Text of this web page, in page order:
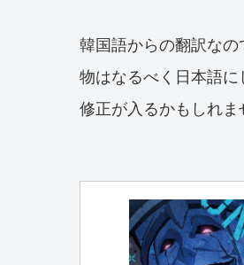
韓国語からの翻訳な
物はなるべく日本語
修正が入るかもしれま